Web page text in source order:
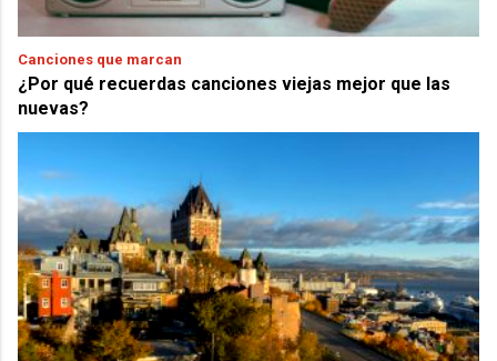
Canciones que marcan
¿Por qué recuerdas canciones viejas mejor que las
nuevas?